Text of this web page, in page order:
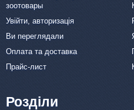
зоотовары
Увійти, авторизація
Ви переглядали
Оплата та доставка
Прайс-лист
Розділи